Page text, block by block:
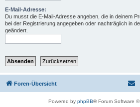
E-Mail-Adresse:
Du musst die E-Mail-Adresse angeben, die in deinem
bei der Registrierung angegeben oder nachträglich in
geändert.
Foren-Übersicht
Powered by phpBB® Forum Software